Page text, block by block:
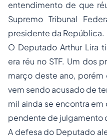
entendimento de que
Supremo Tribunal
presidente da República.
O Deputado Arthur Lira
era réu no STF. Um dos
março deste ano,
vem sendo acusado de
mil ainda se encontra
pendente de julgamento
A defesa do Deputado